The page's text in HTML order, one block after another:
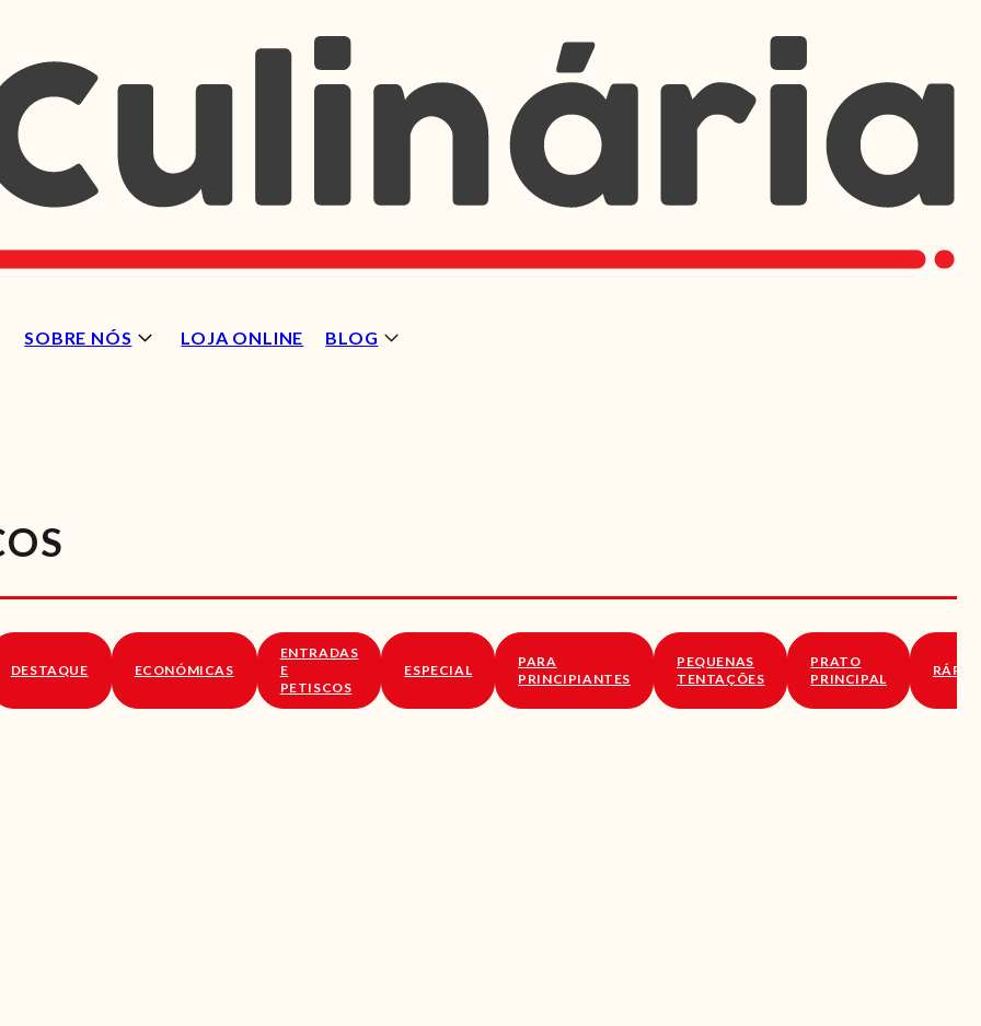
SOBRE NÓS LOJA ONLINE BLOG
SOBRE NÓS
DESTAQUE ECONÓMICAS
ENTRADAS
E
PETISCOS
ESPECIAL
PARA
PRINCIPIANTES
PEQUENAS
TENTAÇÕES
PRATO
PRINCIPAL